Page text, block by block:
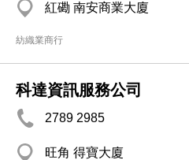
紅磡 南安商業大廈
紡織業商行
科達資訊服務公司
2789 2985
旺角 得寶大廈